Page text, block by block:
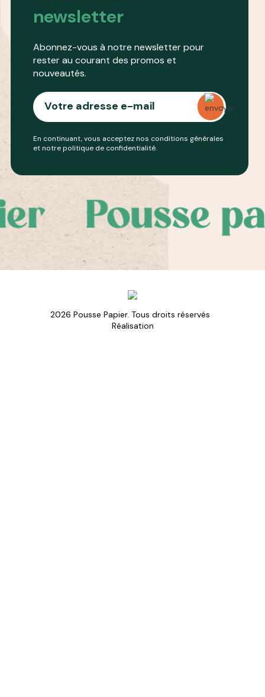
newsletter
Abonnez-vous à notre newsletter pour
rester au courant des promos et
nouveautés.
En continuant, vous acceptez nos conditions générales
et notrepolitique de confidentialité.
Pousse
2026 Pousse Papier. Tous droits réservés
Réalisation